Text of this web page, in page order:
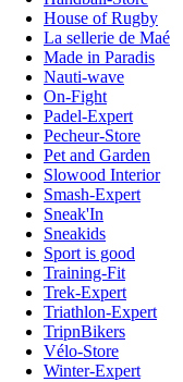
House of Rugby
La sellerie de Maé
Made in Paradis
Nauti-wave
On-Fight
Padel-Expert
Pecheur-Store
Pet and Garden
Slowood Interior
Smash-Expert
Sneak'In
Sneakids
Sport is good
Training-Fit
Trek-Expert
Triathlon-Expert
TripnBikers
Vélo-Store
Winter-Expert